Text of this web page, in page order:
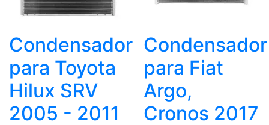
Condensador
para Toyota
Hilux SRV
2005 - 2011
Condensador
para Fiat
Argo,
Cronos 2017